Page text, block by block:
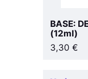
BASE:
(12ml)
3,30 €